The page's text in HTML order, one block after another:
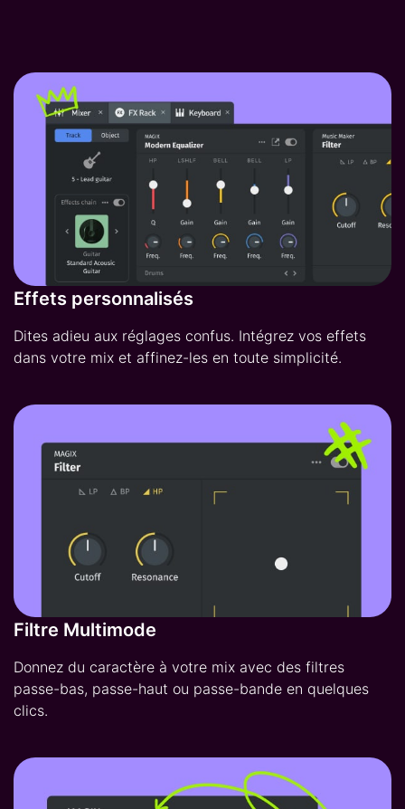
Effets personnalisés
Dites adieu aux réglages confus. Intégrez vos effets
dans votre mix et affinez-les en toute simplicité.
Filtre Multimode
Donnez du caractère à votre mix avec des filtres
passe-bas, passe-haut ou passe-bande en quelques
clics.